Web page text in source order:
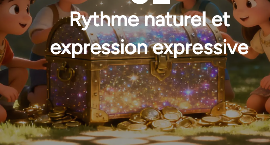
Rythme naturel et
expression expressive